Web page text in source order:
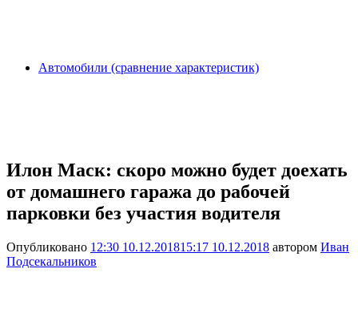
Автомобили (сравнение характеристик)
Илон Маск: скоро можно будет доехать
от домашнего гаража до рабочей
парковки без участия водителя
Опубликовано 12:30 10.12.201815:17 10.12.2018 автором Иван
Подсекальников